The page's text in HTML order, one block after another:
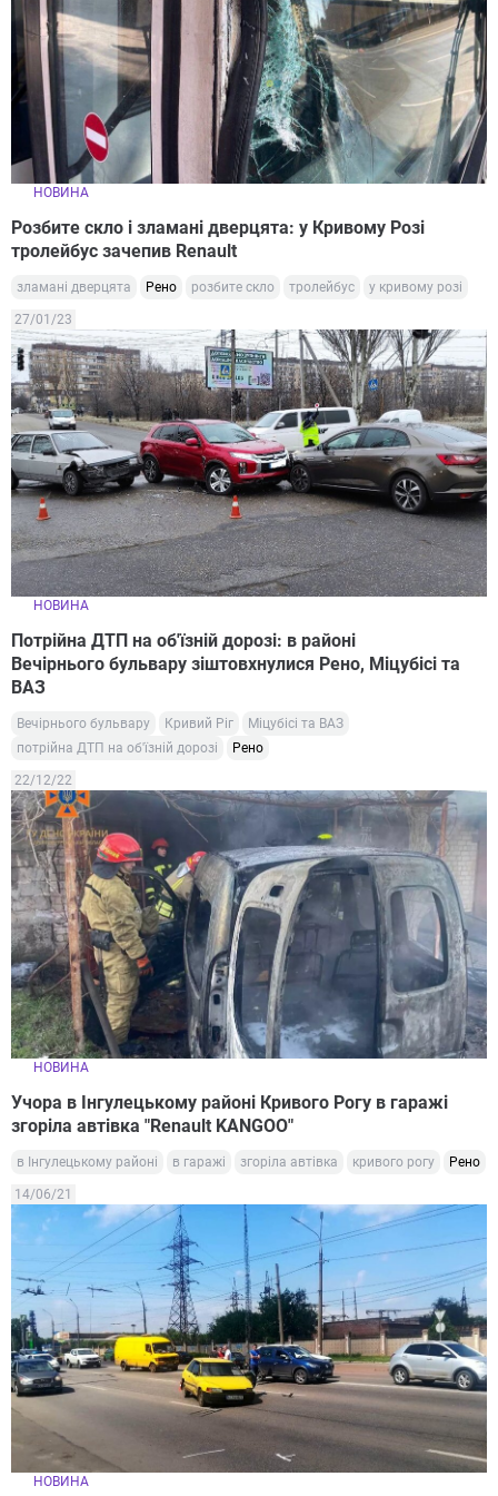
НОВИНА
Розбите скло і зламані дверцята: у Кривому Розі
тролейбус зачепив Renault
зламані дверцята Рено розбите скло тролейбус у кривому розі
27/01/23
НОВИНА
Потрійна ДТП на об'їзній дорозі: в районі
Вечірнього бульвару зіштовхнулися Рено, Міцубісі та
ВАЗ
Вечірнього бульвару Кривий Ріг
Міцубісі та ВАЗ
потрійна ДТП на об'їзній дорозі
Рено
22/12/22
НОВИНА
Учора в Інгулецькому районі Кривого Рогу в гаражі
згоріла автівка "Renault KANGOO"
в Інгулецькому районі в гаражі згоріла автівка кривого рогу Рено
14/06/21
НОВИНА